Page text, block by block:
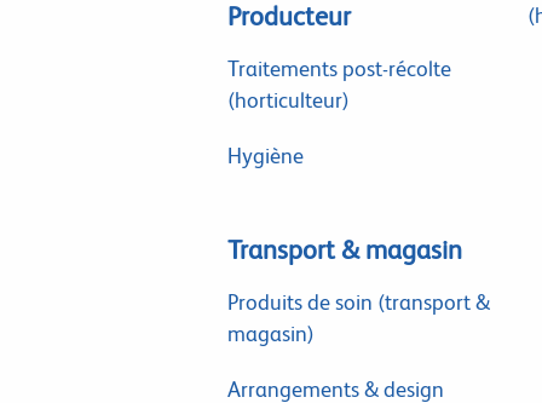
Producteur
Traitements post-récolte
(horticulteur)
Hygiène
Transport & magasin
Produits de soin (transport &
magasin)
Arrangements & design